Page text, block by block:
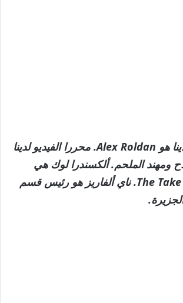
مصمم الصوت لدينا هو Alex Roldan. محررا الفيديو لدينا
ومهند الملحم. ألكسندرا لوك هي
المنتج التنفيذي لـ The Take. ناي ألفاريز هو رئيس قسم